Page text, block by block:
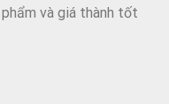
và giá thành tốt